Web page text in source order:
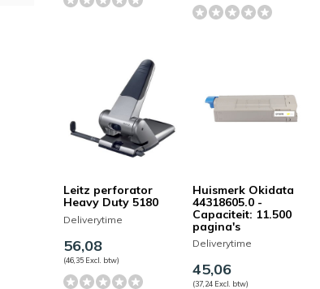
Leitz perforator
Heavy Duty 5180
Deliverytime
56,08
(46,35 Excl. btw)
Huismerk Okidata
44318605.0 -
Capaciteit: 11.500
pagina's
Deliverytime
45,06
(37,24 Excl. btw)